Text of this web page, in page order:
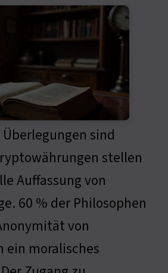
sind
stellen
Auffassung von
60 % der Philosophen
von
ein moralisches